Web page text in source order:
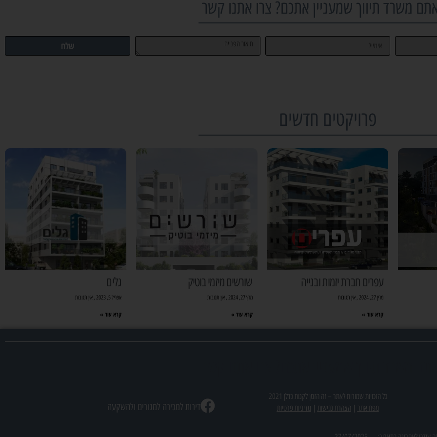
משרד תיווך שמעניין אתכם? צרו אתנו קשר
שלח
פרויקטים חדשים
עפרים חברת יזמות ובנייה
מרץ 27, 2024 אין תגובות
קרא עוד »
שורשים מיזמי בוטיק
מרץ 27, 2024 אין תגובות
קרא עוד »
גלים
אפריל 5, 2023 אין תגובות
קרא עוד »
כל הזכויות שמורות לאתר – זה הזמן לקנות נדלן 2021
מפת אתר
הצהרת נגישות מדיניות פרטיות דירות למכירה למגורים ולהשקעה